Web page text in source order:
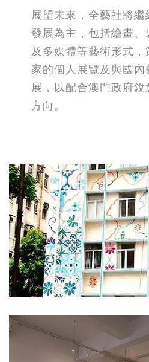
展望未來，全藝社將
發展為主，包括繪畫
及多媒體等藝術形式
家的個人展覽及與國
展，以配合澳門政府
方向。